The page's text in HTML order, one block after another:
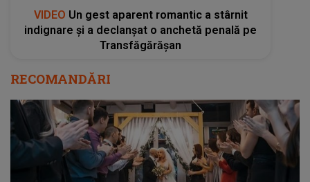
VIDEO Un gest aparent romantic a stârnit
indignare și a declanșat o anchetă penală pe
Transfăgărășan
RECOMANDĂRI